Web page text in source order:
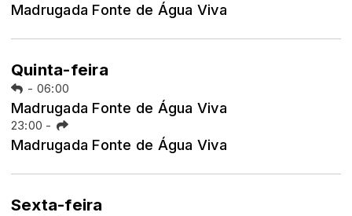
Madrugada Fonte de Água Viva
Quinta-feira
- 06:00
Madrugada Fonte de Água Viva
23:00 -
Madrugada Fonte de Água Viva
Sexta-feira